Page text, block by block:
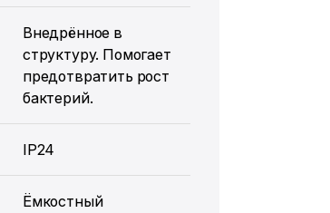
Внедрённое в
структуру. Помогает
предотвратить рост
бактерий.
IP24
Ёмкостный